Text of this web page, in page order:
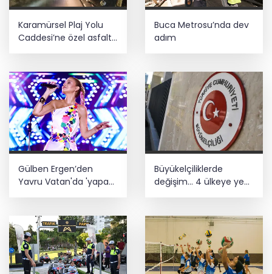
Karamürsel Plaj Yolu
Caddesi’ne özel asfalt
dokunuşu
Buca Metrosu’nda dev
adım
Gülben Ergen’den
Yavru Vatan'da 'yapay
Büyükelçiliklerde
değişim... 4 ülkeye yeni